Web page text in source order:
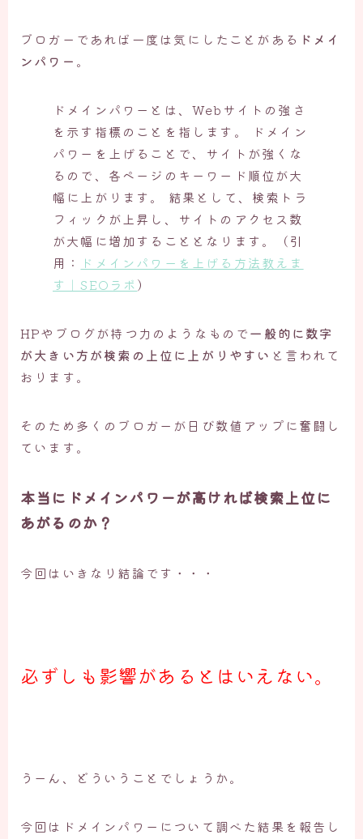
ブロガーであれば一度は気にしたことがある ドメイ
ンパワー 。
ドメインパワーとは、Webサイトの強さ
を示す指標のことを指します。 ドメイン
パワーを上げることで、サイトが強くな
るので、各ページのキーワード順位が大
幅に上がります。 結果として、検索トラ
フィックが上昇し、サイトのアクセス数
が大幅に増加することとなります。（引
用：
ドメインパワーを上げる方法教えま
す｜SEOラボ）
HPやブログが持つ力のようなもので一般的に数字
が大きい方が検索の上位に上がりやすい と言われて
おります。
そのため多くのブロガーが日び数値アップに奮闘し
ています。
本当にドメインパワーが高ければ検索上位に
あがるのか？
今回はいきなり結論です・・・
必ずしも影響があるとはいえない。
うーん、どういうことでしょうか。
今回はドメインパワーについて調べた結果を報告し